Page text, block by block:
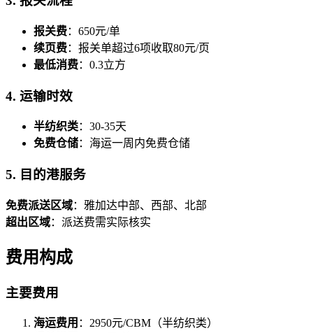
报关费：650元/单
续页费：报关单超过6项收取80元/页
最低消费：0.3立方
4. 运输时效
半纺织类：30-35天
免费仓储：海运一周内免费仓储
5. 目的港服务
免费派送区域：雅加达中部、西部、北部
超出区域：派送费需实际核实
费用构成
主要费用
海运费用 ：2950元/CBM（半纺织类）